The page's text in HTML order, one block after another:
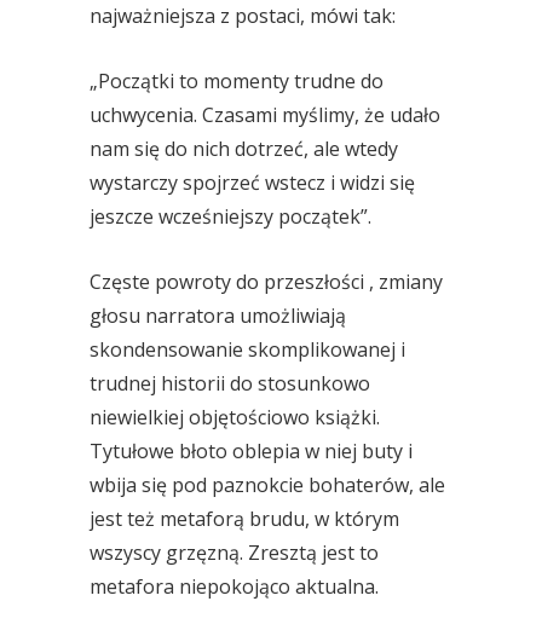
najważniejsza z postaci, mówi tak:
„Początki to momenty trudne do
uchwycenia. Czasami myślimy, że udało
nam się do nich dotrzeć, ale wtedy
wystarczy spojrzeć wstecz i widzi się
jeszcze wcześniejszy początek”.
Częste powroty do przeszłości , zmiany
głosu narratora umożliwiają
skondensowanie skomplikowanej i
trudnej historii do stosunkowo
niewielkiej objętościowo książki.
Tytułowe błoto oblepia w niej buty i
wbija się pod paznokcie bohaterów, ale
jest też metaforą brudu, w którym
wszyscy grzęzną. Zresztą jest to
metafora niepokojąco aktualna.